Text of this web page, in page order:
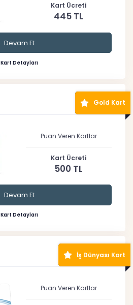
Kart Ücreti
445 TL
Devam Et
Kart Detayları
Gold Kart
Puan Veren Kartlar
Kart Ücreti
500 TL
Devam Et
Kart Detayları
İş Dünyası Kart
Puan Veren Kartlar